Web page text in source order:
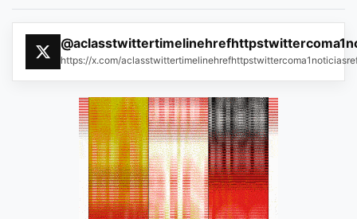
https://x.com/